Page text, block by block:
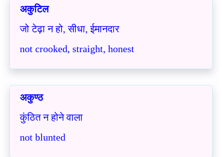
अकुटिल
जो टेढ़ा न हो, सीधा, ईमानदार
not crooked, straight, honest
अकुण्ठ
कुंठित न होने वाला
not blunted